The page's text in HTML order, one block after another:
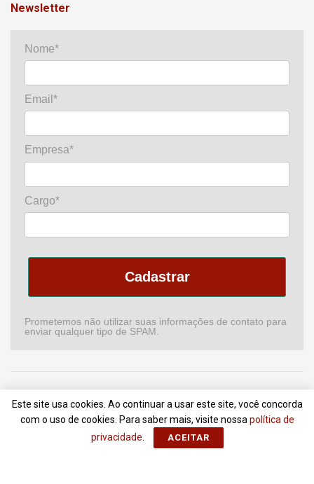
Newsletter
Nome*
Email*
Empresa*
Cargo*
Cadastrar
Prometemos não utilizar suas informações de contato para
enviar qualquer tipo de SPAM.
Home Podcast Revista Comitê de CI
Newsletter
Anuncie
Contato Termos de Uso
Portal da Comunicação
- Todos Direitos Reservados |
Este site usa cookies. Ao continuar a usar este site, você concorda
com o uso de cookies. Para saber mais, visite nossa política de
privacidade
ACEITAR